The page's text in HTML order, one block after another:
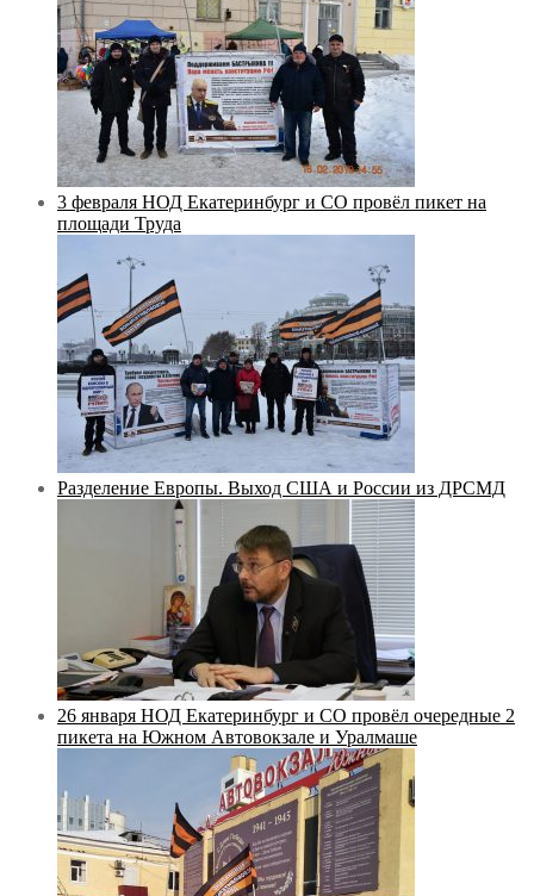
3 февраля НОД Екатеринбург и СО провёл пикет на
площади Труда
Разделение Европы. Выход США и России из ДРСМД
26 января НОД Екатеринбург и СО провёл очередные 2
пикета на Южном Автовокзале и Уралмаше